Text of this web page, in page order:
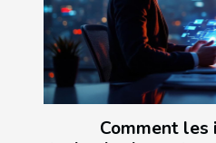
Comment les